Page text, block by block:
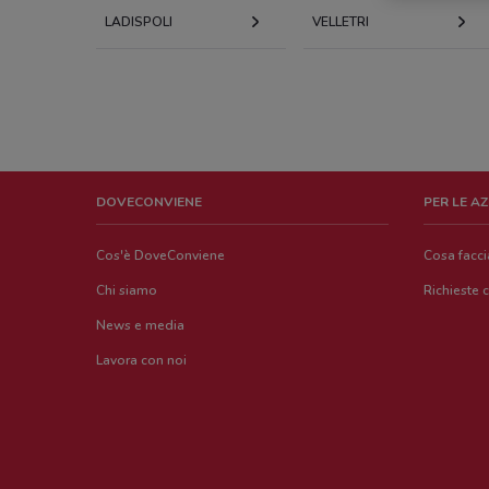
LADISPOLI VELLETRI
DOVECONVIENE
Cos'è DoveConviene
Chi siamo
News e media
Lavora con noi
PER LE
Cosa
Richieste